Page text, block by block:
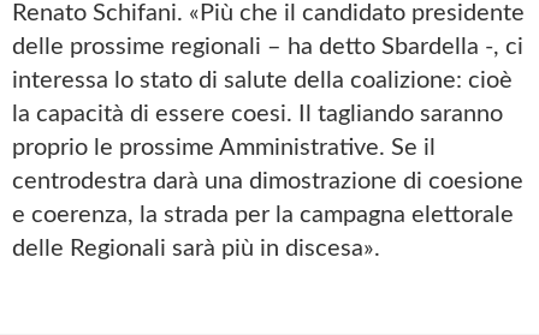
Renato Schifani. «Più che il candidato presidente
delle prossime regionali – ha detto Sbardella -, ci
interessa lo stato di salute della coalizione: cioè
la capacità di essere coesi. Il tagliando saranno
proprio le prossime Amministrative. Se il
centrodestra darà una dimostrazione di coesione
e coerenza, la strada per la campagna elettorale
delle Regionali sarà più in discesa».